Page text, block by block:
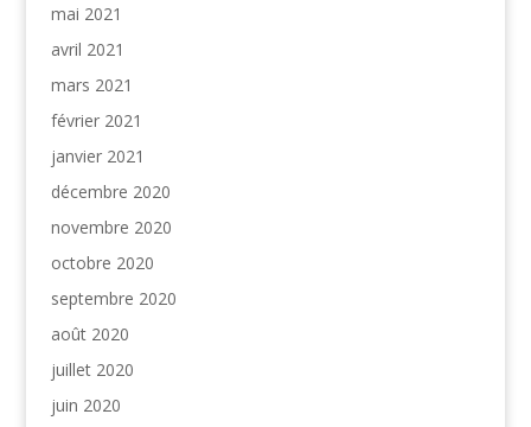
mai 2021
avril 2021
mars 2021
février 2021
janvier 2021
décembre 2020
novembre 2020
octobre 2020
septembre 2020
août 2020
juillet 2020
juin 2020